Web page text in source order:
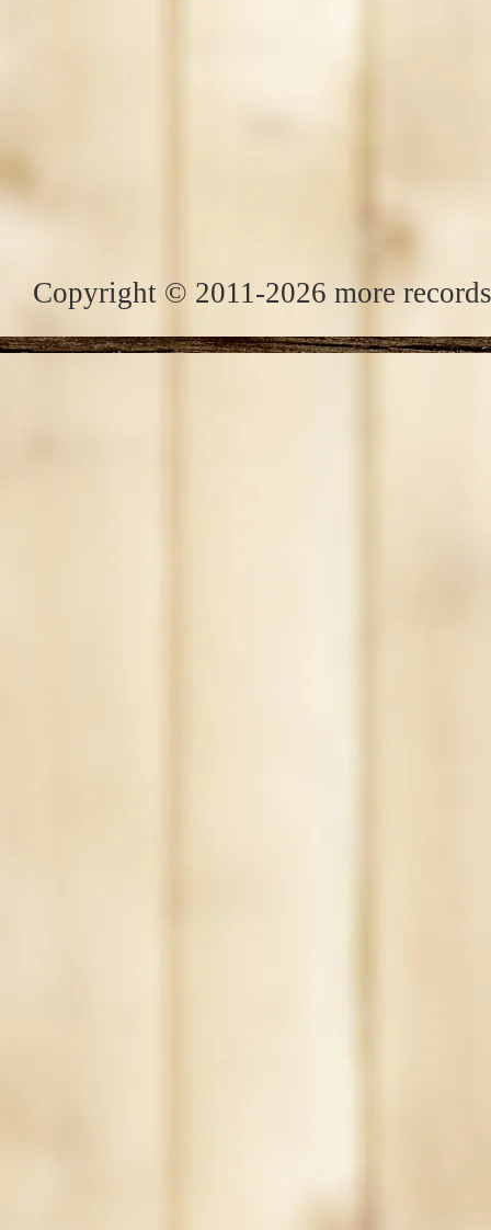
Copyright © 2011-2026 more